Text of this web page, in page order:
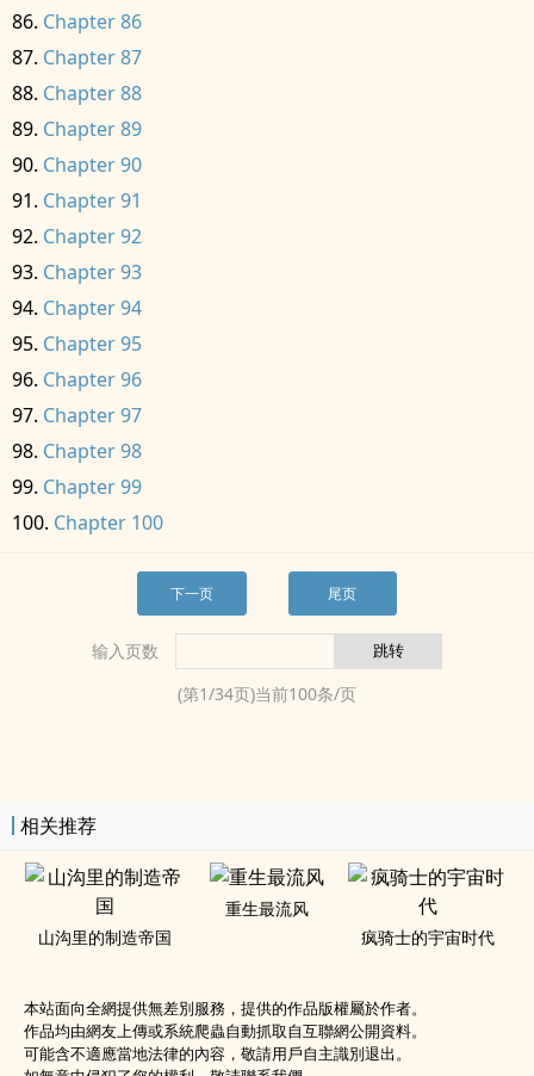
Chapter 86
Chapter 87
Chapter 88
Chapter 89
Chapter 90
Chapter 91
Chapter 92
Chapter 93
Chapter 94
Chapter 95
Chapter 96
Chapter 97
Chapter 98
Chapter 99
Chapter 100
下一页 尾页
输入页数
(第1/34页)当前100条/页
相关推荐
山沟里的制造帝国
重生最流风
疯骑士的宇宙时代
本站面向全網提供無差別服務，提供的作品版權屬於作者。
作品均由網友上傳或系統爬蟲自動抓取自互聯網公開資料。
可能含不適應當地法律的內容，敬請用戶自主識別退出。